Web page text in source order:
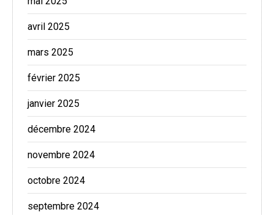
avril 2025
mars 2025
février 2025
janvier 2025
décembre 2024
novembre 2024
octobre 2024
septembre 2024